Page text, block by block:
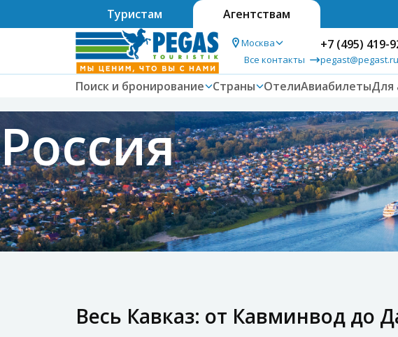
Туристам Агентствам
Москва
Все контакты
+7 (495) 419-
pegast@pegast.ru
Поиск и бронирование Страны ОтелиАвиабилетыДля
Россия
Весь Кавказ: от Кавминвод до